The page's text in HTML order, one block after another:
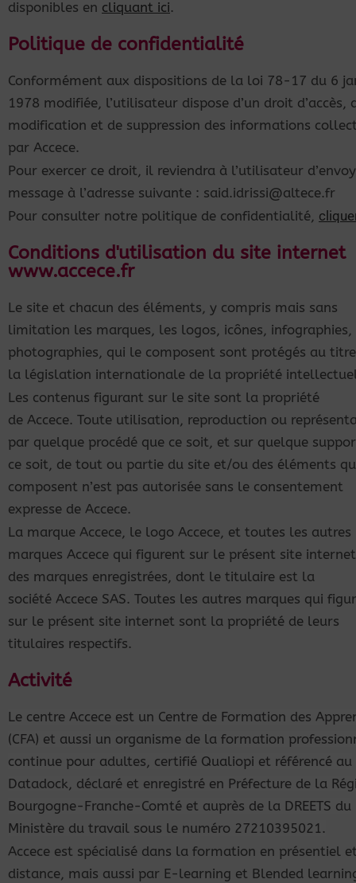
disponibles en cliquant ici.
Politique de confidentialité
Conformément aux dispositions de la loi 78-17 du 6
1978 modifiée, l’utilisateur dispose d’un droit d’accès,
modification et de suppression des informations
par Accece.
Pour exercer ce droit, il reviendra à l’utilisateur
message à l’adresse suivante : said.idrissi@altece.fr
Pour consulter notre politique de confidentialité,
Conditions d'utilisation du site internet
www.accece.fr
Le site et chacun des éléments, y compris mais sans
limitation les marques, les logos, icônes, infographies,
photographies, qui le composent sont protégés au
la législation internationale de la propriété
Les contenus figurant sur le site sont la propriété
de Accece. Toute utilisation, reproduction ou
par quelque procédé que ce soit, et sur quelque
ce soit, de tout ou partie du site et/ou des éléments
composent n’est pas autorisée sans le consentement
expresse de Accece.
La marque Accece, le logo Accece, et toutes les autres
marques Accece qui figurent sur le présent site
des marques enregistrées, dont le titulaire est la
société Accece SAS. Toutes les autres marques qui
sur le présent site internet sont la propriété de leurs
titulaires respectifs.
Activité
Le centre Accece est un Centre de Formation des
(CFA) et aussi un organisme de la formation
continue pour adultes, certifié Qualiopi et référencé au
Datadock, déclaré et enregistré en Préfecture de la
Bourgogne-Franche-Comté et auprès de la DREETS du
Ministère du travail sous le numéro 27210395021.
Accece est spécialisé dans la formation en présentiel
distance, mais aussi par E-learning et Blended